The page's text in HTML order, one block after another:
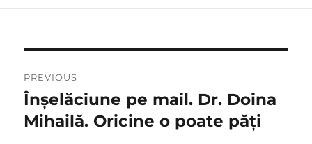
în
articole
PREVIOUS
Previous
post:
Înșelăciune pe mail. Dr. Doina
Mihailă. Oricine o poate păți